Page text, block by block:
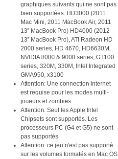
graphiques suivants qui ne sont pas
bien supportées: HD3000 (2011
Mac Mini, 2011 MacBook Air, 2011
13” MacBook Pro) HD4000 (2012
13” MacBook Pro), ATI Radeon HD
2000 series, HD 4670, HD6630M,
NVIDIA 8000 & 9000 series, GT100
series, 320M, 330M, Intel Integrated
GMA950, x3100
Attention: Une connection internet
est requise pour les modes multi-
joueurs et zombies
Attention: Seul les Apple Intel
Chipsets sont supportés. Les
processeurs PC (G4 et G5) ne sont
pas supportés
Attention: ce jeu n'est pas supporté
sur les volumes formatés en Mac OS